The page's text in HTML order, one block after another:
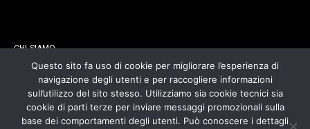
CHI SIAMO
CONTATTI
COOKIES POLICY
Questo sito fa uso di cookie per migliorare l’esperienza di
navigazione degli utenti e per raccogliere informazioni
sull’utilizzo del sito stesso. Utilizziamo sia cookie tecnici sia
cookie di parti terze per inviare messaggi promozionali sulla
base dei comportamenti degli utenti. Può conoscere i dettagli